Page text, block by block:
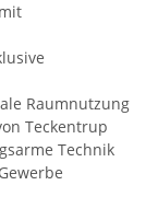
Raumnutzung
Teckentrup
Technik